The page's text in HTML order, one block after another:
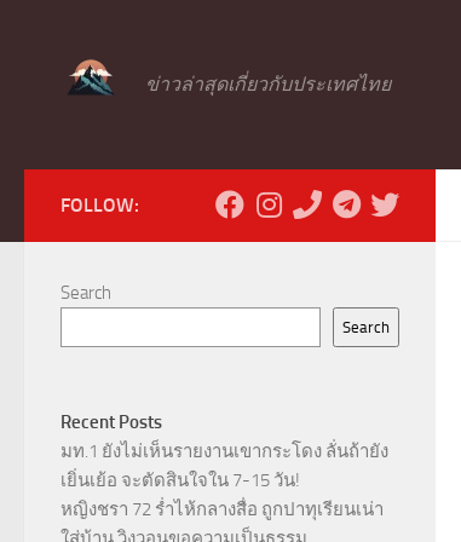
ข่าวล่าสุดเกี่ยวกับประเทศไทย
FOLLOW:
Search
Search
Recent Posts
มท.1 ยังไม่เห็นรายงานเขากระโดง ลั่นถ้ายัง
เยิ่นเย้อ จะตัดสินใจใน 7-15 วัน!
หญิงชรา 72 ร่ำไห้กลางสื่อ ถูกปาทุเรียนเน่า